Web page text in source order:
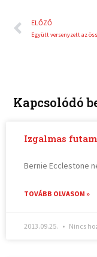
Előző
ELŐZŐ
Kapcsolódó
Izgalmas
Bernie Ecclestone
TOVÁBB OLVASOM »
2013.09.25. Nincs